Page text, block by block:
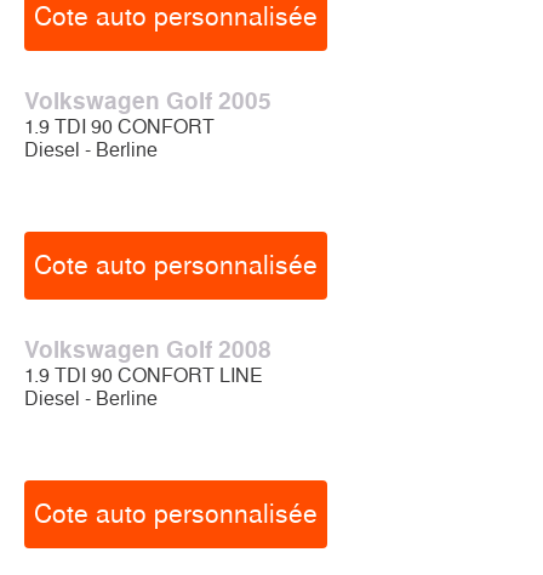
Cote auto personnalisée
Volkswagen Golf 2005
1.9 TDI 90 CONFORT
Diesel - Berline
Cote auto personnalisée
Volkswagen Golf 2008
1.9 TDI 90 CONFORT LINE
Diesel - Berline
Cote auto personnalisée